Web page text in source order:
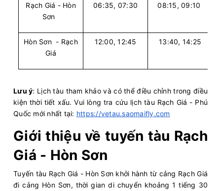
Rạch Giá - Hòn
Sơn
06:35, 07:30 08:15, 09:10
Hòn Sơn - Rạch
Giá
12:00, 12:45 13:40, 14:25
Lưu ý: Lịch tàu tham khảo và có thể điều chỉnh trong điều
kiện thời tiết xấu. Vui lòng tra cứu lịch tàu Rạch Giá - Phú
Quốc mới nhất tại: https://vetau.saomaifly.com
Giới thiệu về tuyến tàu Rạch
Giá - Hòn Sơn
Tuyến tàu Rạch Giá - Hòn Sơn khởi hành từ cảng Rạch Giá
đi cảng Hòn Sơn, thời gian di chuyển khoảng 1 tiếng 30